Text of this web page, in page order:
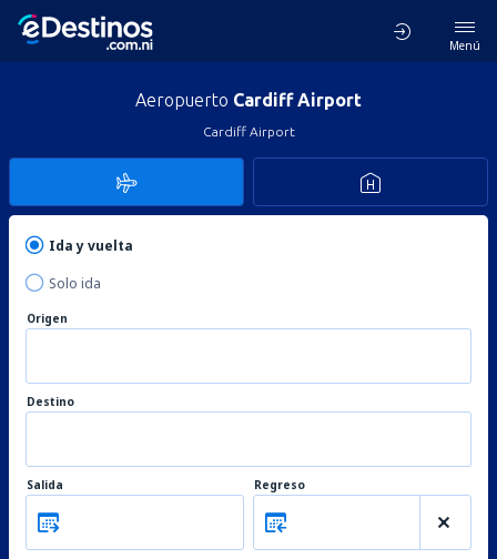
Menú
Aeropuerto Cardiff Airport
Cardiff Airport
Ida y vuelta
Solo ida
Origen
Destino
Salida Regreso